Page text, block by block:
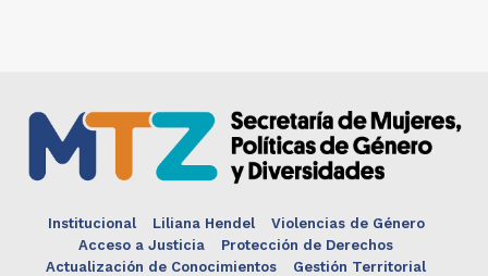
Institucional Liliana Hendel
Violencias de Género
Acceso a Justicia
Protección de Derechos
Actualización de Conocimientos
Gestión Territorial